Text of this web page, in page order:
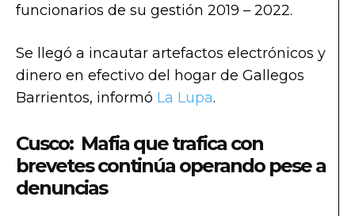
funcionarios de su gestión 2019 – 2022.
Se llegó a incautar artefactos electrónicos y
dinero en efectivo del hogar de Gallegos
Barrientos, informó La Lupa.
Cusco: Mafia que trafica con
brevetes continúa operando pese a
denuncias